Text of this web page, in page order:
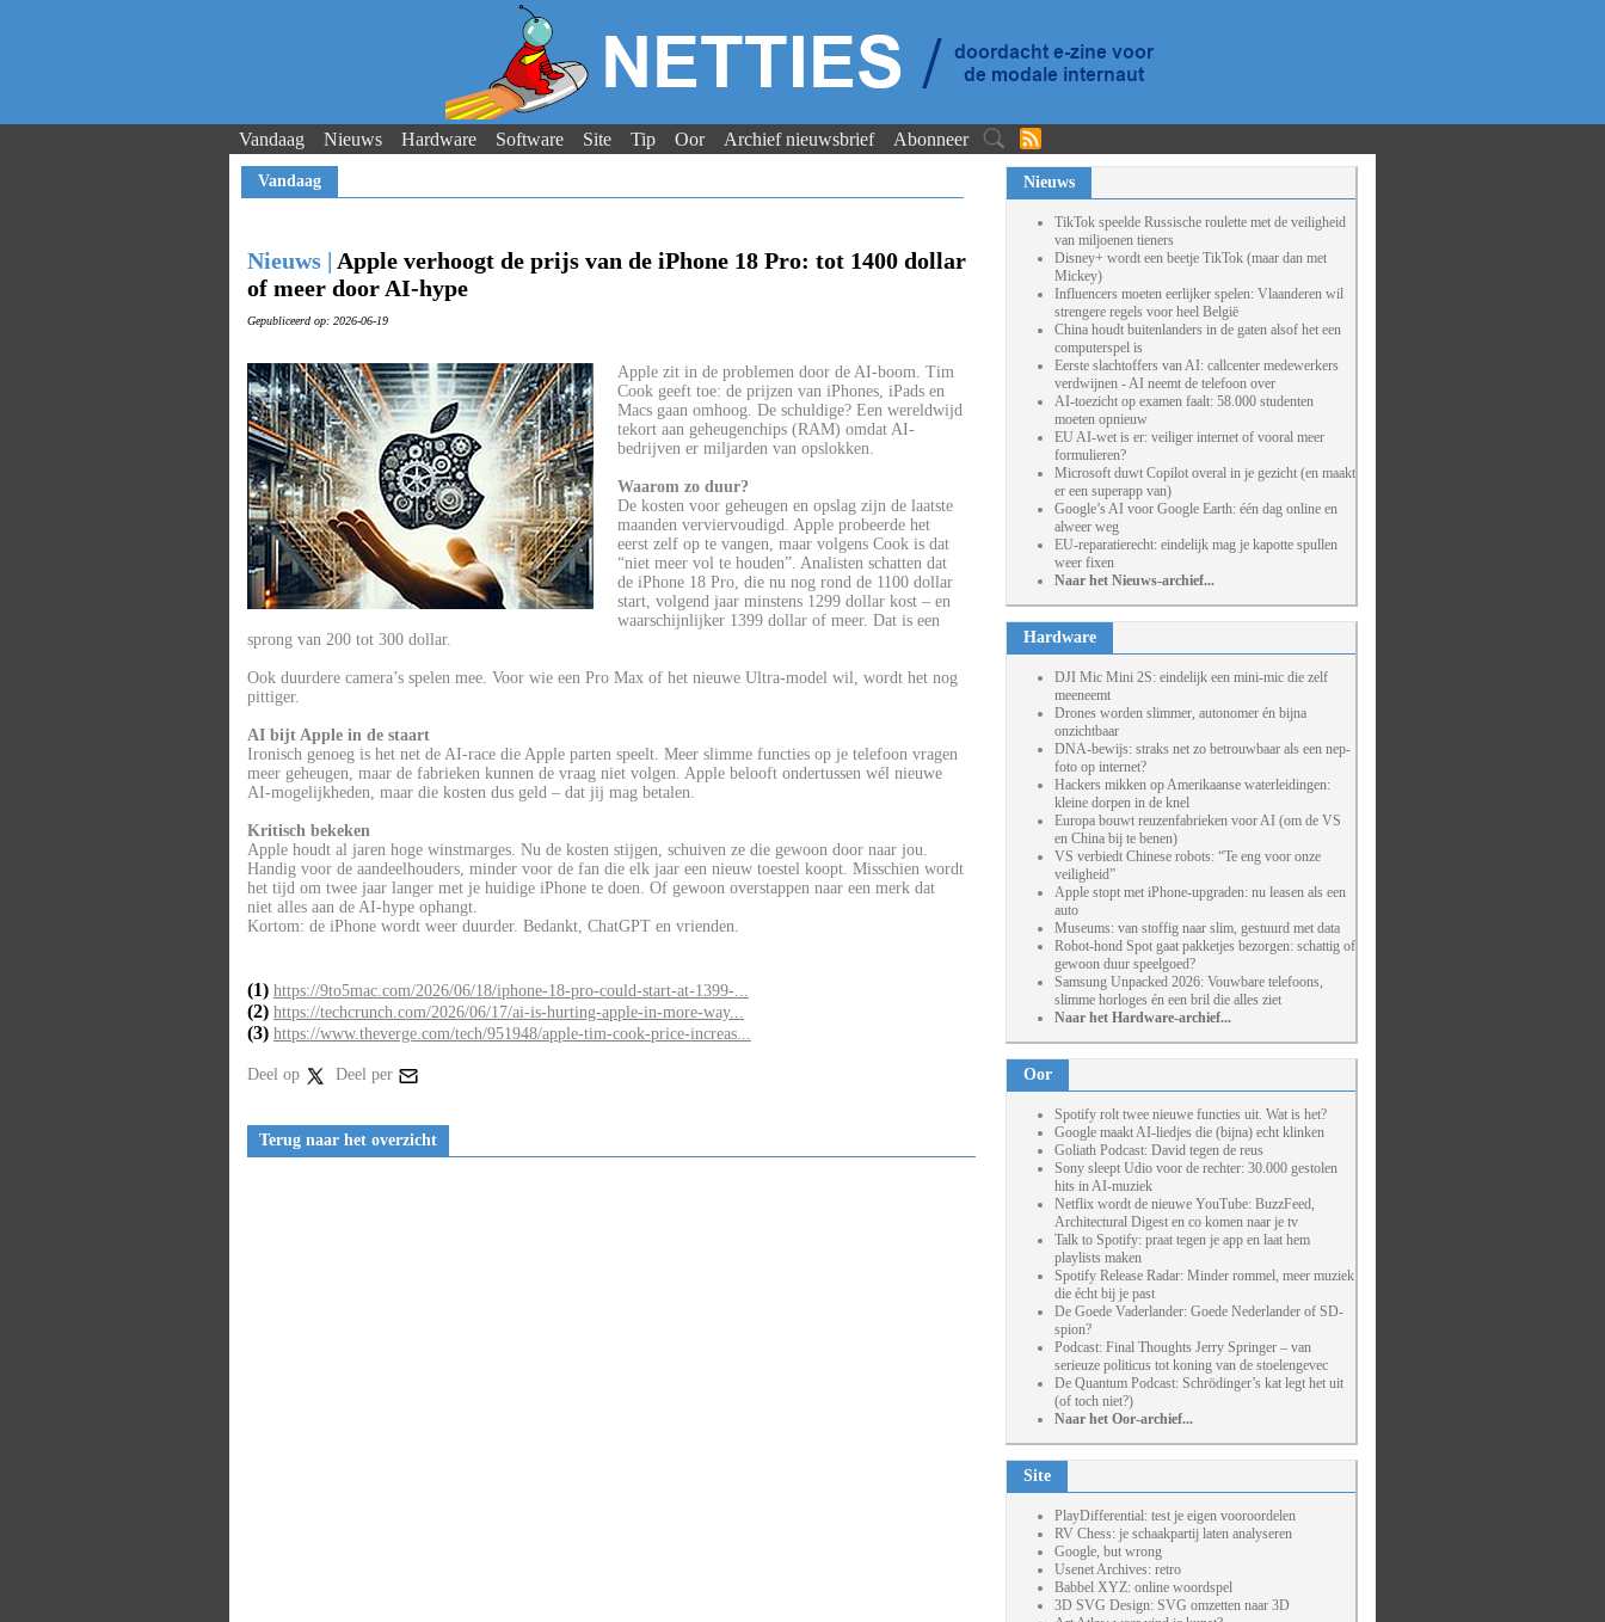
Vandaag Nieuws Hardware Software Site Tip Oor Archief nieuwsbrief Abonneer
Vandaag
Nieuws | Apple verhoogt de prijs van de iPhone 18 Pro: tot 1400 dollar
of meer door AI-hype
Gepubliceerd op: 2026-06-19
Apple zit in de problemen door de AI-boom. Tim
Cook geeft toe: de prijzen van iPhones, iPads en
Macs gaan omhoog. De schuldige? Een wereldwijd
tekort aan geheugenchips (RAM) omdat AI-
bedrijven er miljarden van opslokken.
Waarom zo duur?
De kosten voor geheugen en opslag zijn de laatste
maanden verviervoudigd. Apple probeerde het
eerst zelf op te vangen, maar volgens Cook is dat
“niet meer vol te houden”. Analisten schatten dat
de iPhone 18 Pro, die nu nog rond de 1100 dollar
start, volgend jaar minstens 1299 dollar kost – en
waarschijnlijker 1399 dollar of meer. Dat is een
sprong van 200 tot 300 dollar.
Ook duurdere camera’s spelen mee. Voor wie een Pro Max of het nieuwe Ultra-model wil, wordt het nog
pittiger.
AI bijt Apple in de staart
Ironisch genoeg is het net de AI-race die Apple parten speelt. Meer slimme functies op je telefoon vragen
meer geheugen, maar de fabrieken kunnen de vraag niet volgen. Apple belooft ondertussen wél nieuwe
AI-mogelijkheden, maar die kosten dus geld – dat jij mag betalen.
Kritisch bekeken
Apple houdt al jaren hoge winstmarges. Nu de kosten stijgen, schuiven ze die gewoon door naar jou.
Handig voor de aandeelhouders, minder voor de fan die elk jaar een nieuw toestel koopt. Misschien wordt
het tijd om twee jaar langer met je huidige iPhone te doen. Of gewoon overstappen naar een merk dat
niet alles aan de AI-hype ophangt.
Kortom: de iPhone wordt weer duurder. Bedankt, ChatGPT en vrienden.
(1) https://9to5mac.com/2026/06/18/iphone-18-pro-could-start-at-1399-...
(2) https://techcrunch.com/2026/06/17/ai-is-hurting-apple-in-more-way...
(3) https://www.theverge.com/tech/951948/apple-tim-cook-price-increas...
Deel op Deel per
Terug naar het overzicht
Nieuws
TikTok speelde Russische roulette met de veiligheid
van miljoenen tieners
Disney+ wordt een beetje TikTok (maar dan met
Mickey)
Influencers moeten eerlijker spelen: Vlaanderen wil
strengere regels voor heel België
China houdt buitenlanders in de gaten alsof het een
computerspel is
Eerste slachtoffers van AI: callcenter medewerkers
verdwijnen - AI neemt de telefoon over
AI-toezicht op examen faalt: 58.000 studenten
moeten opnieuw
EU AI-wet is er: veiliger internet of vooral meer
formulieren?
Microsoft duwt Copilot overal in je gezicht (en maakt
er een superapp van)
Google’s AI voor Google Earth: één dag online en
alweer weg
EU-reparatierecht: eindelijk mag je kapotte spullen
weer fixen
Naar het Nieuws-archief...
Hardware
DJI Mic Mini 2S: eindelijk een mini-mic die zelf
meeneemt
Drones worden slimmer, autonomer én bijna
onzichtbaar
DNA-bewijs: straks net zo betrouwbaar als een nep-
foto op internet?
Hackers mikken op Amerikaanse waterleidingen:
kleine dorpen in de knel
Europa bouwt reuzenfabrieken voor AI (om de VS
en China bij te benen)
VS verbiedt Chinese robots: “Te eng voor onze
veiligheid”
Apple stopt met iPhone-upgraden: nu leasen als een
auto
Museums: van stoffig naar slim, gestuurd met data
Robot-hond Spot gaat pakketjes bezorgen: schattig of
gewoon duur speelgoed?
Samsung Unpacked 2026: Vouwbare telefoons,
slimme horloges én een bril die alles ziet
Naar het Hardware-archief...
Oor
Spotify rolt twee nieuwe functies uit. Wat is het?
Google maakt AI-liedjes die (bijna) echt klinken
Goliath Podcast: David tegen de reus
Sony sleept Udio voor de rechter: 30.000 gestolen
hits in AI-muziek
Netflix wordt de nieuwe YouTube: BuzzFeed,
Architectural Digest en co komen naar je tv
Talk to Spotify: praat tegen je app en laat hem
playlists maken
Spotify Release Radar: Minder rommel, meer muziek
die écht bij je past
De Goede Vaderlander: Goede Nederlander of SD-
spion?
Podcast: Final Thoughts Jerry Springer – van
serieuze politicus tot koning van de stoelengevec
De Quantum Podcast: Schrödinger’s kat legt het uit
(of toch niet?)
Naar het Oor-archief...
Site
PlayDifferential: test je eigen vooroordelen
RV Chess: je schaakpartij laten analyseren
Google, but wrong
Usenet Archives: retro
Babbel XYZ: online woordspel
3D SVG Design: SVG omzetten naar 3D